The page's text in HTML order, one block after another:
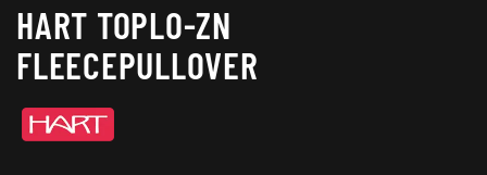
HART TOPLO-ZN
FLEECEPULLOVER